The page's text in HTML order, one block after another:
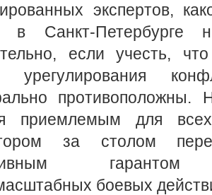
экспертов,
в Санкт-Петербурге
если учесть,
урегулирования
приемлемым для
за столом
гарантом
боевых